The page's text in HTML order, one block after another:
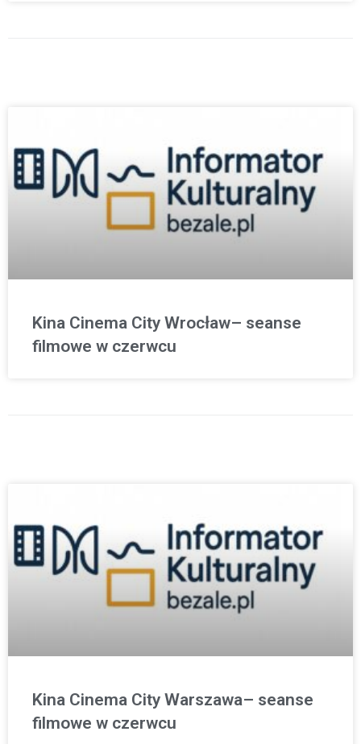
Kina Cinema City Wrocław– seanse
filmowe w czerwcu
Kina Cinema City Warszawa– seanse
filmowe w czerwcu